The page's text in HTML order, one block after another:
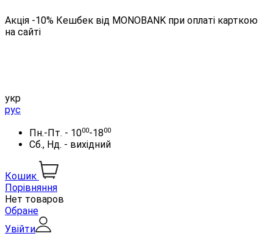
Акція -10% Кешбек від MONOBANK при оплаті карткою
на сайті
укр
рус
Пн.-Пт. - 1000-1800
Сб., Нд. - вихідний
Кошик
Порівняння
Нет товаров
Обране
Увійти